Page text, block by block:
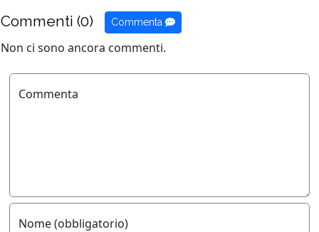
Commenti (0) Commenta
Non ci sono ancora commenti.
Commenta
Nome (obbligatorio)